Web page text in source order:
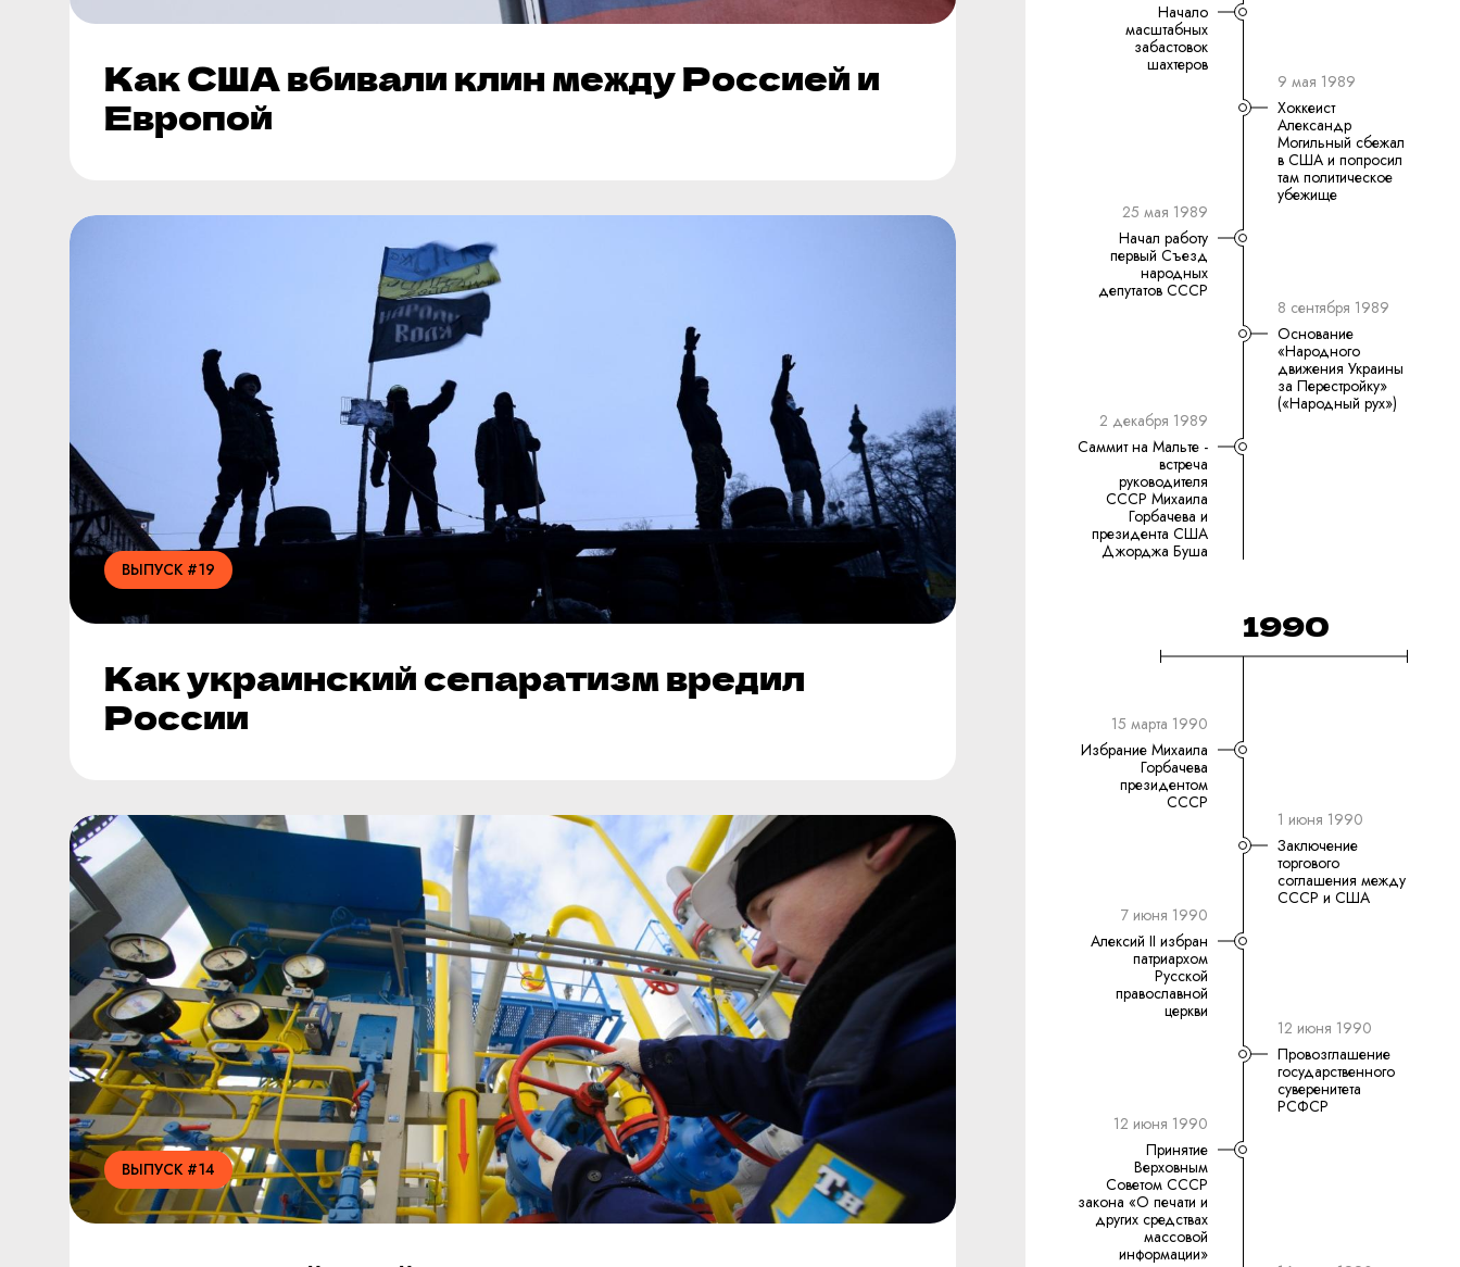
Как США вбивали клин между Россией и
Европой
ВЫПУСК #19
Как украинский сепаратизм вредил
России
ВЫПУСК #14
Начало
масштабных
забастовок
шахтеров
9 мая 1989
Хоккеист
Александр
Могильный сбежал
в США и попросил
там политическое
убежище
25 мая 1989
Начал работу
первый Съезд
народных
депутатов СССР
8 сентября 1989
Основание
«Народного
движения Украины
за Перестройку»
(«Народный рух»)
2 декабря 1989
Саммит на Мальте -
встреча
руководителя
СССР Михаила
Горбачева и
президента США
Джорджа Буша
1990
15 марта 1990
Избрание Михаила
Горбачева
президентом
СССР
1 июня 1990
Заключение
торгового
соглашения между
СССР и США
7 июня 1990
Алексий II избран
патриархом
Русской
православной
церкви
12 июня 1990
Провозглашение
государственного
суверенитета
РСФСР
12 июня 1990
Принятие
Верховным
Советом СССР
закона «О печати и
других средствах
массовой
информации»